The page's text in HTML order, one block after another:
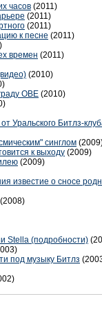
часов (2011)
(2011)
(2011)
к песне (2011)
времен (2011)
(2010)
OBE (2010)
Уральского Битлз-
синглом
к выходу (2009)
(2009)
известие о сносе
(2008)
Stella (подробности)
под музыку Битлз